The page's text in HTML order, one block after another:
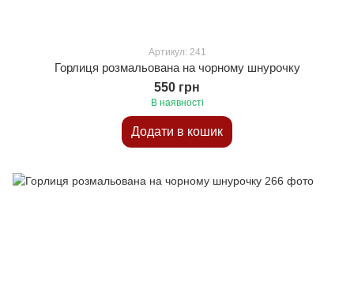
Артикул: 241
Горлиця розмальована на чорному шнурочку
550 грн
В наявності
Додати в кошик